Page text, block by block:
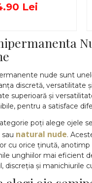
nude sunt
discretă, versatilitate
superioară și
pentru a satisface
poți alege ojele
natural nude.
cu orice ținută,
unghiilor mai eficient
discreția și manichiurile
Lei